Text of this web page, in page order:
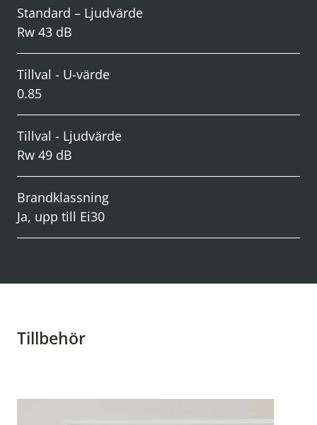
Standard – Ljudvärde
Rw 43 dB
Tillval - U-värde
0.85
Tillval - Ljudvärde
Rw 49 dB
Brandklassning
Ja, upp till Ei30
Tillbehör